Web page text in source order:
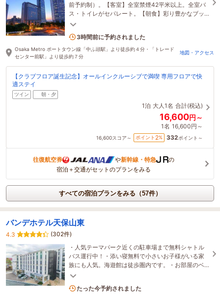
前予約制）。【客室】全室禁煙42平米以上。全室バ
ス・トイレがセパレート。【朝食】彩り豊かなブッ
フェスタイル。手作りオムレツ、クロッフルなど。
3名がこの宿を見ています
3時間前に予約されました
Osaka Metro ポートタウン線「中ふ頭駅」より徒歩約４分・「トレード
センター前駅」より徒歩約７分
地図・アクセス
【クラブフロア誕生記念】オールインクルーシブで満喫 専用フロアで快
適ステイ
ツイン 朝・夕
1泊 大人1名 合計(税込)
16,600円～
1名 16,600円～
16,600スコア～ ポイント 2% 332ポイント～
往復航空券 や新幹線・特急
の
宿泊＋交通がセットのプランをみる
すべての宿泊プランをみる（57件）
バンデホテル天保山東
4.3
(302件)
・人気テーマパーク近くの駐車場まで無料シャトル
バス運行中！・添い寝無料で小さいお子様がいる家
族にも人気。海遊館は徒歩圏内です。・お部屋のベ
ッドは国内一流ホテルでも愛用されている日本ベッ
2名がこの宿を見ています